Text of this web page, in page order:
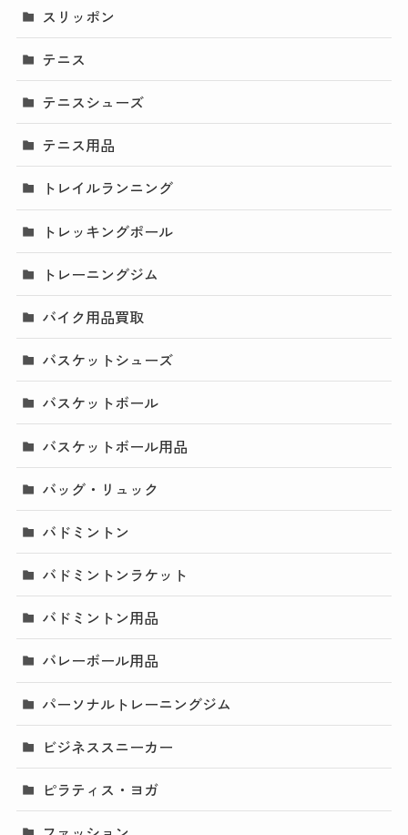
スリッポン
テニス
テニスシューズ
テニス用品
トレイルランニング
トレッキングポール
トレーニングジム
バイク用品買取
バスケットシューズ
バスケットボール
バスケットボール用品
バッグ・リュック
バドミントン
バドミントンラケット
バドミントン用品
バレーボール用品
パーソナルトレーニングジム
ビジネススニーカー
ピラティス・ヨガ